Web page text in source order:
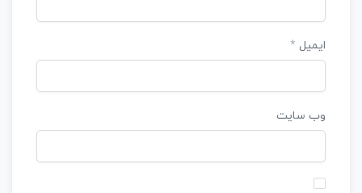
ایمیل*
وب‌ سایت